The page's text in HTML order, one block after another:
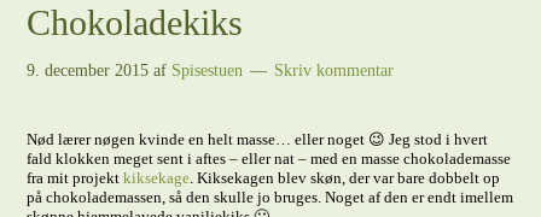
Chokoladekiks
9. december 2015 af Spisestuen Skriv kommentar
Nød lærer nøgen kvinde en helt masse… eller noget 😉 Jeg stod i hvert
fald klokken meget sent i aftes – eller nat – med en masse chokolademasse
fra mit projektkiksekage. Kiksekagen blev skøn, der var bare dobbelt op
på chokolademassen, så den skulle jo bruges. Noget af den er endt imellem